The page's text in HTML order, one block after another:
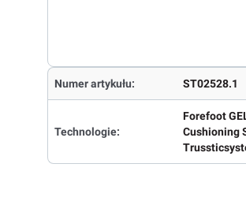
Numer artykułu: ST02528.1
Technologie:
Forefoot
Cushioning